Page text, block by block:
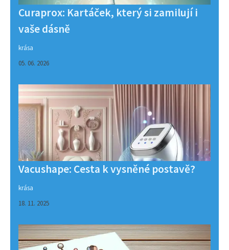
Curaprox: Kartáček, který si zamilují i
vaše dásně
krása
05. 06. 2026
Vacushape: Cesta k vysněné postavě?
krása
18. 11. 2025